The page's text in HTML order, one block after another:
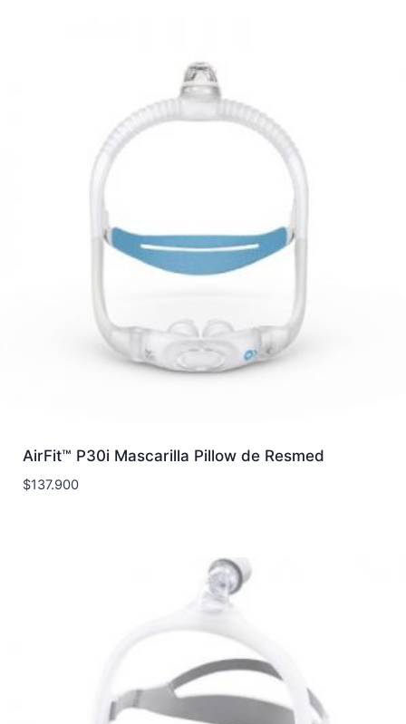
AirFit™ P30i Mascarilla Pillow de Resmed
$137.900